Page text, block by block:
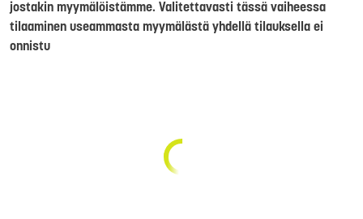
jostakin myymälöistämme. Valitettavasti tässä vaiheessa
tilaaminen useammasta myymälästä yhdellä tilauksella ei
onnistu